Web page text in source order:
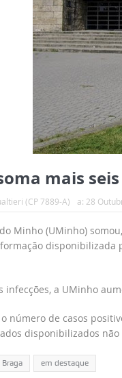
mais
(CP 7889-A) a: 28
Minho (UMinho)
disponibilizada
infecções, a UMinho
número de casos
disponibilizados
em destaque